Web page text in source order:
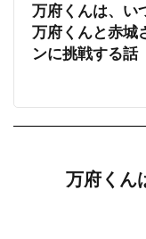
万府くんは、
万府くんと赤城
ンに挑戦する話
万府くん